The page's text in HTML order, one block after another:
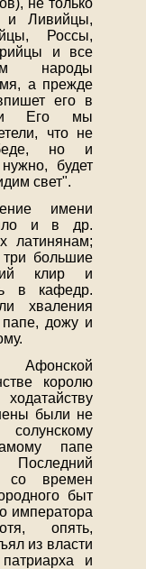
не только
Ливийцы,
Россы,
и все
народы
а прежде
его в
и Его мы
что не
но и
будет
свет".
имени
и в др.
латинянам;
большие
клир и
в кафедр.
хваления
папе, дожу и
Афонской
королю
были не
папе
Последний
со времен
быт
императора
опять,
из власти
и